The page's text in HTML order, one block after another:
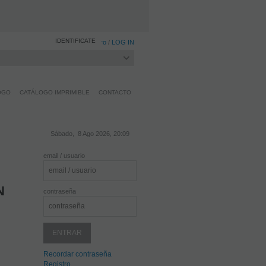
Registro / LOG IN
IDENTIFICATE
CATÁLOGO IMPRIMIBLE CONTACTO
Sábado, 8 Ago 2026, 20:09
email / usuario
contraseña
Recordar contraseña